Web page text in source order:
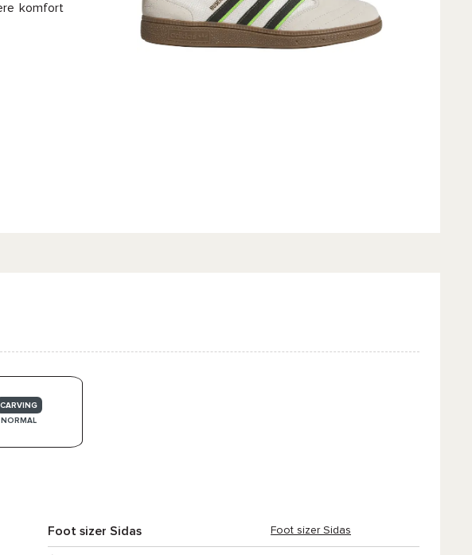
komfort
CARVING
NORMAL
Foot sizer Sidas Foot sizer Sidas